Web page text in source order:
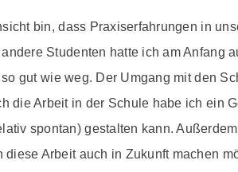
bin, dass Praxiserfahrungen in
Studenten hatte ich am Anfang
gut wie weg. Der Umgang mit den
die Arbeit in der Schule habe ich ein
spontan) gestalten kann.
Arbeit auch in Zukunft machen